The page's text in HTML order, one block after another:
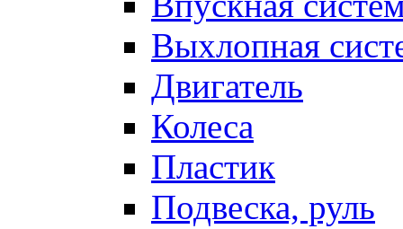
Выхлопная
Двигатель
Колеса
Пластик
Подвеска, руль